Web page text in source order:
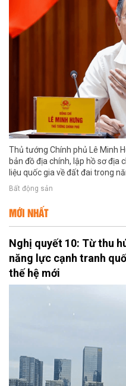
Thủ tướng Chính phủ Lê Minh
bản đồ địa chính, lập hồ sơ địa
liệu quốc gia về đất đai trong
Bất động sản
MỚI NHẤT
Nghị quyết 10: Từ thu
năng lực cạnh tranh
thế hệ mới